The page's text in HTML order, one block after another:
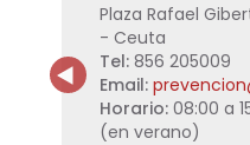
Plaza Rafael
- Ceuta
Tel: 856 205009
Email:
Horario: 08:00 a
(en verano)